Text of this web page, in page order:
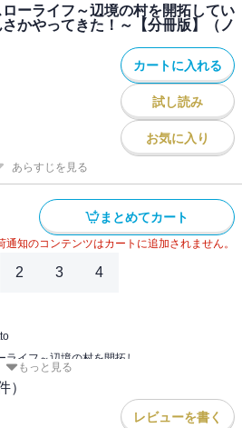
ーライフ～辺境の村を開拓してい
かやってきた！～【分冊版】（ノ
カートに入れる
試し読み
お気に入り
あらすじを見る
まとめてカート
知のコンテンツはカートに追加されません。
2 3 4
イフ～辺境の村を開拓し
もっと見る
）
レビューを書く